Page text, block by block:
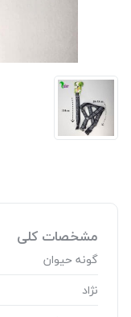
مشخصات کلی
گونه حیوان
نژاد